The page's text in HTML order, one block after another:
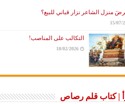
منزل الشاعر نزار قباني للبيع؟
15/07/
التكالب على المناصب!
18/02/2026
| كتاب قلم رصاص